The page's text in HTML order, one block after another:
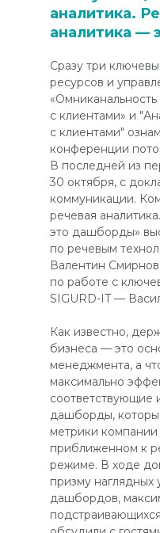
Сразу три
ресурсов и
с клиентами» и
с клиентами"
конференции
В последней из
30 октября, с
коммуникации.
речевая
это дашборды»
по речевым
Валентин
по работе с
SIGURD-IT —
Как известно,
бизнеса — это
менеджмента, а
максимально
соответствующие
дашборды,
метрики
приближенном к
режиме. В ходе
призму наглядных
дашбордов,
аналитика.
аналитика —